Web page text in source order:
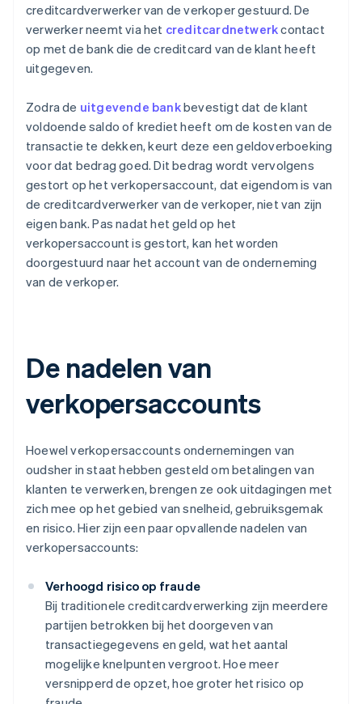
creditcardverwerker van de verkoper gestuurd. De
verwerker neemt via het creditcardnetwerkcontact
op met de bank die de creditcard van de klant heeft
uitgegeven.
Zodra de uitgevende bankbevestigt dat de klant
voldoende saldo of krediet heeft om de kosten van de
transactie te dekken, keurt deze een geldoverboeking
voor dat bedrag goed. Dit bedrag wordt vervolgens
gestort op het verkopersaccount, dat eigendom is van
de creditcardverwerker van de verkoper, niet van zijn
eigen bank. Pas nadat het geld op het
verkopersaccount is gestort, kan het worden
doorgestuurd naar het account van de onderneming
van de verkoper.
De nadelen van
verkopersaccounts
Hoewel verkopersaccounts ondernemingen van
oudsher in staat hebben gesteld om betalingen van
klanten te verwerken, brengen ze ook uitdagingen met
zich mee op het gebied van snelheid, gebruiksgemak
en risico. Hier zijn een paar opvallende nadelen van
verkopersaccounts:
Verhoogd risico op fraude
Bij traditionele creditcardverwerking zijn meerdere
partijen betrokken bij het doorgeven van
transactiegegevens en geld, wat het aantal
mogelijke knelpunten vergroot. Hoe meer
versnipperd de opzet, hoe groter het risico op